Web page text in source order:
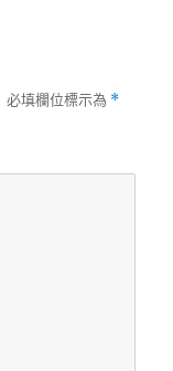
必填欄位標示為 *